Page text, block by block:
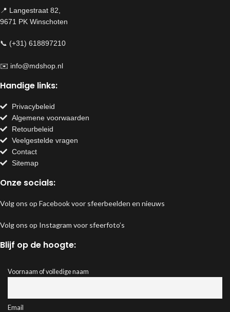
📍 Langestraat 82,
9671 PK Winschoten
📞 (+31) 618897210
✉️ info@mdshop.nl
Handige links:
Privacybeleid
Algemene voorwaarden
Retourbeleid
Veelgestelde vragen
Contact
Sitemap
Onze socials:
Volg ons op Facebook voor sfeerbeelden en nieuws
Volg ons op Instagram voor sfeerfoto’s
Blijf op de hoogte:
Voornaam of volledige naam
Email